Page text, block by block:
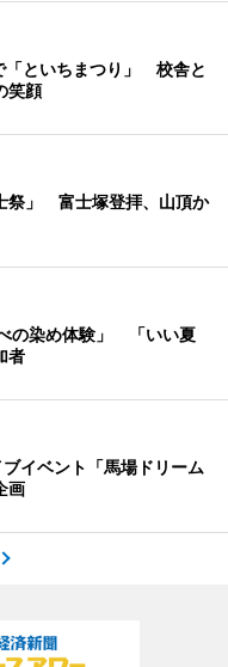
「といちまつり」 校舎と
笑顔
祭」 富士塚登拝、山頂か
の染め体験」 「いい夏
者
イベント「馬場ドリーム
画